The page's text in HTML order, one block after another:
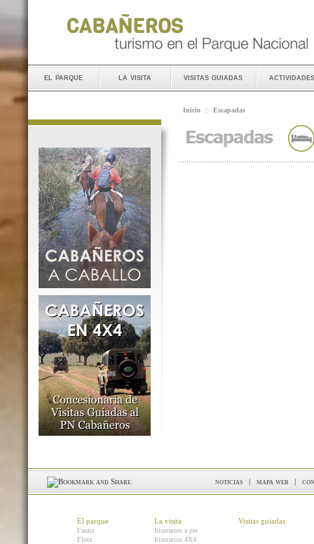
el parque la visita visitas guiadas actividades
Inicio :: Escapadas
noticias | mapa web |
El parque
Fauna
Flora
La visita
Itinerarios a pie
Itinerarios 4X4
Visitas guiadas